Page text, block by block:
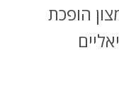
הופכת